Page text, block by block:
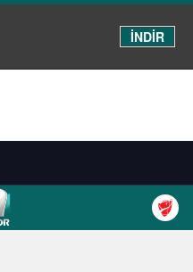
İNDİR